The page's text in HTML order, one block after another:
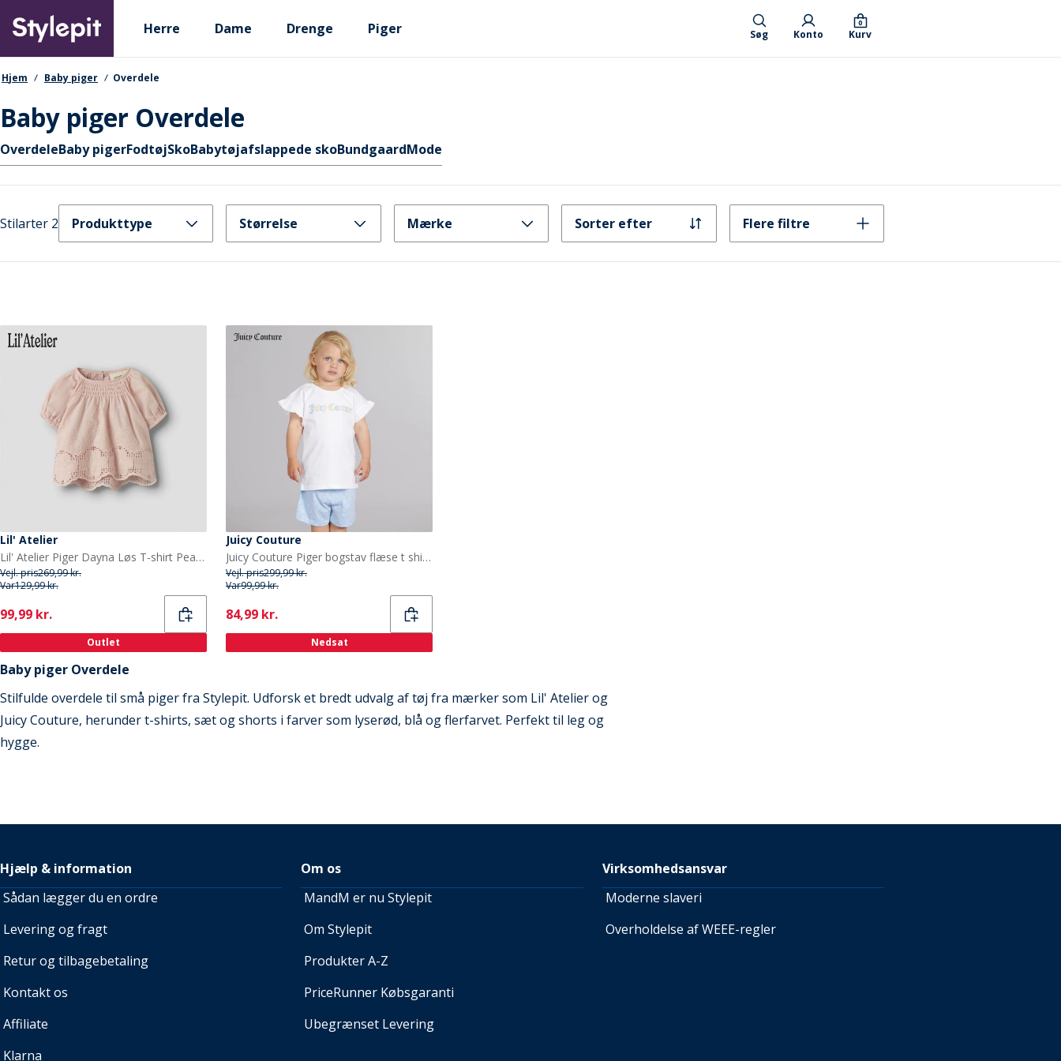
main
content
Primary departments
Herre Dame Drenge Piger Søg Konto Kurv
0
navigationssti
Hjem Baby piger Overdele
Baby piger Overdele
Hurtige links
OverdeleBaby pigerFodtøjSkoBabytøjafslappede skoBundgaardMode
Stilarter 2 Produkttype Størrelse Mærke Sorter efter Flere filtre
Lil' Atelier
Lil' Atelier Piger Dayna Løs T-shirt Peach Whip
Vejl. pris269,99 kr.
Var129,99 kr.
Current
99,99 kr.
Outlet
Juicy Couture
Juicy Couture Piger bogstav flæse t shirt og shorts sæt Powder Blue
Vejl. pris299,99 kr.
Var99,99 kr.
Current
84,99 kr.
Nedsat
Baby piger Overdele
Stilfulde overdele til små piger fra Stylepit. Udforsk et bredt udvalg af tøj fra mærker som Lil' Atelier og
Juicy Couture, herunder t-shirts, sæt og shorts i farver som lyserød, blå og flerfarvet. Perfekt til leg og
hygge.
Hjælp & information
Sådan lægger du en ordre
Levering og fragt
Retur og tilbagebetaling
Kontakt os
Affiliate
Klarna
Om os
MandM er nu Stylepit
Om Stylepit
Produkter A-Z
PriceRunner Købsgaranti
Ubegrænset Levering
Virksomhedsansvar
Moderne slaveri
Overholdelse af WEEE-regler